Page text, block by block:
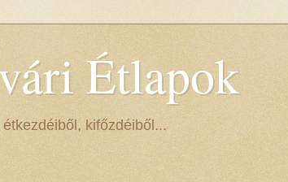
Étlapok
kifőzdéiből...